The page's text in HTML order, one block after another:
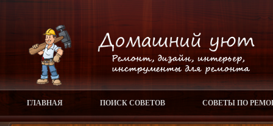
ГЛАВНАЯ ПОИСК СОВЕТОВ СОВЕТЫ ПО